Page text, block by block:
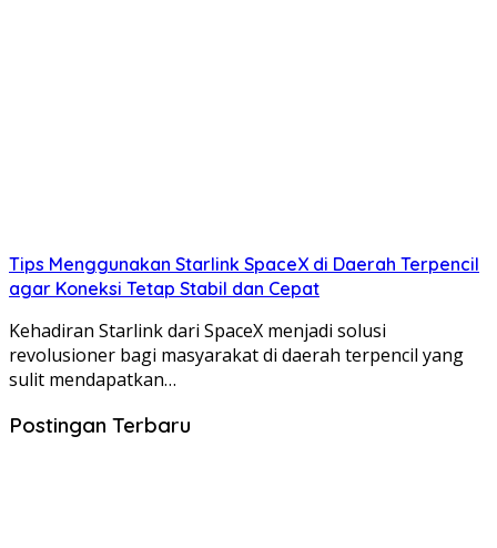
Tips Menggunakan Starlink SpaceX di Daerah Terpencil
agar Koneksi Tetap Stabil dan Cepat
Kehadiran Starlink dari SpaceX menjadi solusi
revolusioner bagi masyarakat di daerah terpencil yang
sulit mendapatkan…
Postingan Terbaru